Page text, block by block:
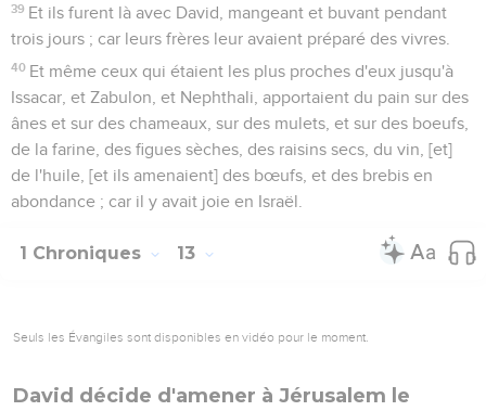
39 Et ils furent là avec David, mangeant et buvant pendant
trois jours ; car leurs frères leur avaient préparé des vivres.
40 Et même ceux qui étaient les plus proches d'eux jusqu'à
Issacar, et Zabulon, et Nephthali, apportaient du pain sur des
ânes et sur des chameaux, sur des mulets, et sur des boeufs,
de la farine, des figues sèches, des raisins secs, du vin, [et]
de l'huile, [et ils amenaient] des bœufs, et des brebis en
abondance ; car il y avait joie en Israël.
1 Chroniques 13
Seuls les Évangiles sont disponibles en vidéo pour le moment.
David décide d'amener à Jérusalem le